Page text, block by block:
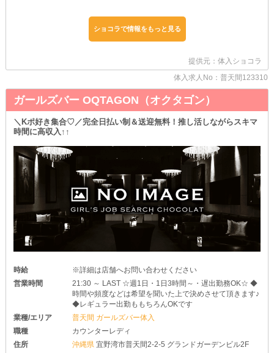
事前に衣装を買ったり、出先から運んで来たりする必要ありませ
いつでも気軽に＆おトクにナイトワークを始められるのが魅力◎
なお、退勤後はご自宅付近まで《送り》を使えます！
タクシーに乗る必要がないため、交通費も浮かせられるっ♪
お財布に余裕が生まれた分、収入でとことん満たしてみましょう◎
帰りの車内では、動画を見たり仮眠を取ったり自由に過ごせるのも
当店のことが気になったらぜひ体験入店へ♪
もれなく今なら《何回か》受け付けております。
実際の営業風景・お客様層・お仕事の流れなど、隅々までチェック
してみませんか◎
経歴や容姿なども問いませんので、みなさま気軽にご応募くださ
い！
ショコラで情報をもっと見る
提供元：体入ショコラ
体入求人No：普天間123310
ガールズバー OQTAGON（オクタゴン）
＼Kポ好き集合♡／完全日払い制＆送迎無料！推し活しながらスキマ
時間に高収入↑↑
時給
※詳細は店舗へお問い合わせください
営業時間
21:30 ～ LAST ☆週1日・1日3時間～・遅出勤務OK☆ ◆
時間や頻度などは希望を聞いた上で決めさせて頂きます♪
◆レギュラー出勤ももちろんOKです
業種/エリア
普天間 ガールズバー体入
職種
カウンターレディ
住所
沖縄県宜野湾市普天間2-2-5 グランドガーデンビル2F